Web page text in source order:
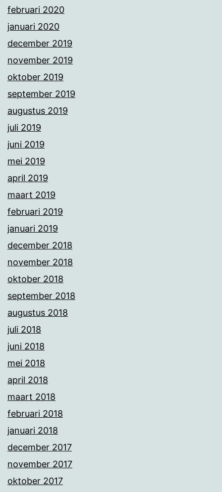
februari 2020
januari 2020
december 2019
november 2019
oktober 2019
september 2019
augustus 2019
juli 2019
juni 2019
mei 2019
april 2019
maart 2019
februari 2019
januari 2019
december 2018
november 2018
oktober 2018
september 2018
augustus 2018
juli 2018
juni 2018
mei 2018
april 2018
maart 2018
februari 2018
januari 2018
december 2017
november 2017
oktober 2017